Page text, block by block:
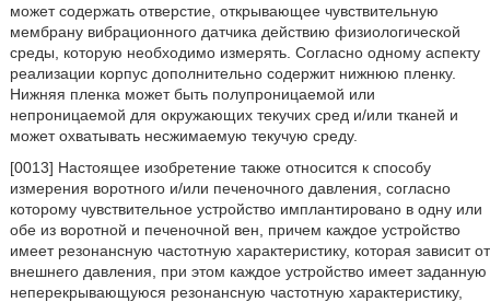
может содержать отверстие, открывающее чувствительную
мембрану вибрационного датчика действию физиологической
среды, которую необходимо измерять. Согласно одному аспекту
реализации корпус дополнительно содержит нижнюю пленку.
Нижняя пленка может быть полупроницаемой или
непроницаемой для окружающих текучих сред и/или тканей и
может охватывать несжимаемую текучую среду.
[0013] Настоящее изобретение также относится к способу
измерения воротного и/или печеночного давления, согласно
которому чувствительное устройство имплантировано в одну или
обе из воротной и печеночной вен, причем каждое устройство
имеет резонансную частотную характеристику, которая зависит от
внешнего давления, при этом каждое устройство имеет заданную
неперекрывающуюся резонансную частотную характеристику,